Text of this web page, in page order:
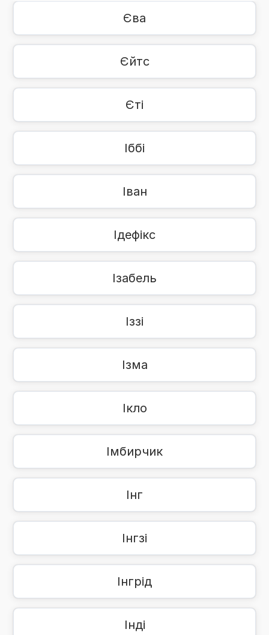
Єва
Єйтс
Єті
Іббі
Іван
Ідефікс
Ізабель
Іззі
Ізма
Ікло
Імбирчик
Інг
Інгзі
Інгрід
Інді